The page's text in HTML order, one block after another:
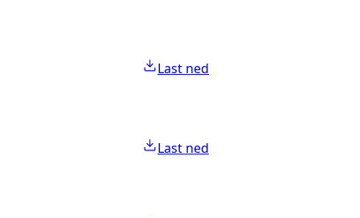
Last ned
Last ned